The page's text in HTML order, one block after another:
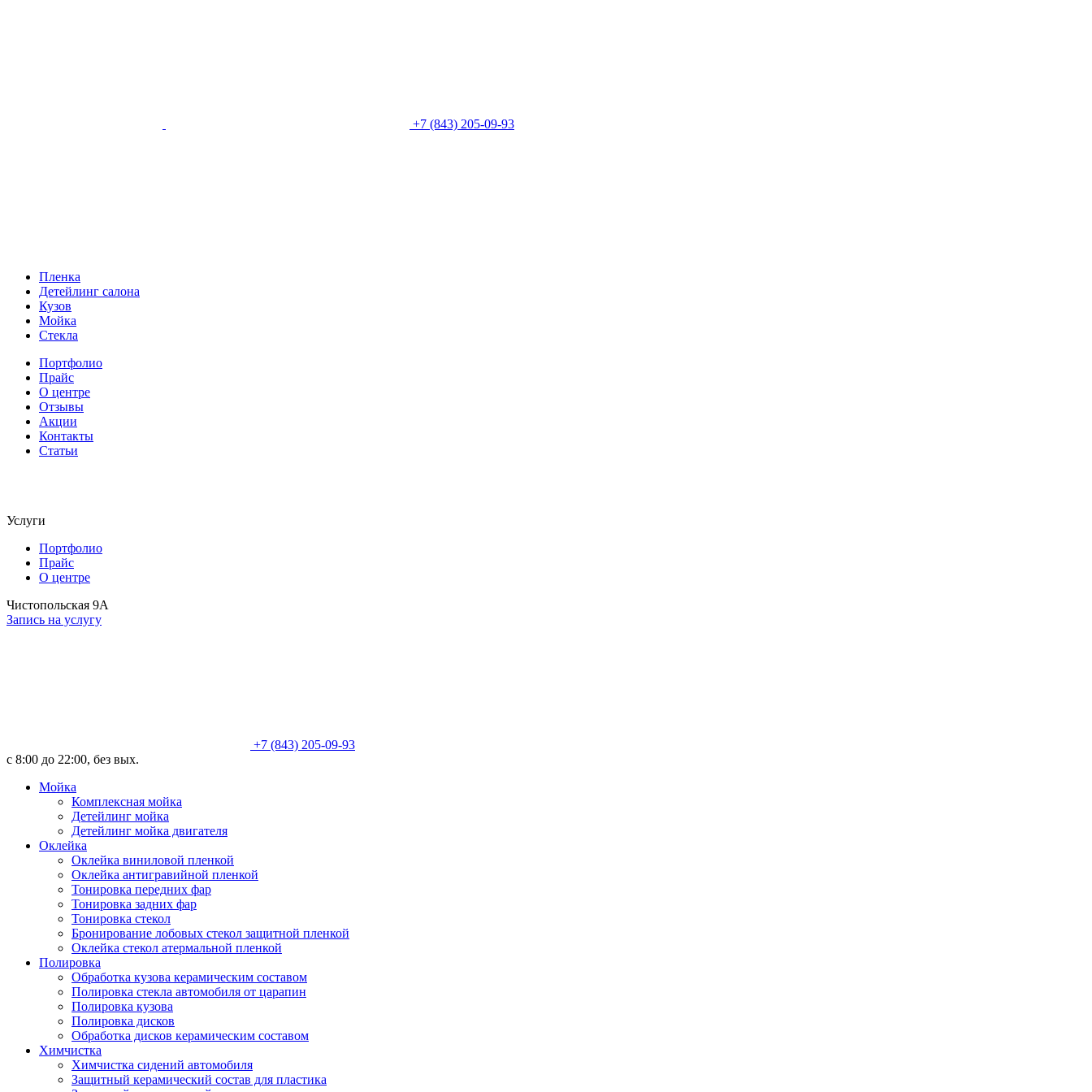
+7 (843) 205-09-93
Пленка
Детейлинг салона
Кузов
Мойка
Стекла
Портфолио
Прайс
О центре
Отзывы
Акции
Контакты
Статьи
Услуги
Портфолио
Прайс
О центре
Чистопольская 9А
Запись на услугу
+7 (843) 205-09-93
с 8:00 до 22:00, без вых.
Мойка
Комплексная мойка
Детейлинг мойка
Детейлинг мойка двигателя
Оклейка
Оклейка виниловой пленкой
Оклейка антигравийной пленкой
Тонировка передних фар
Тонировка задних фар
Тонировка стекол
Бронирование лобовых стекол защитной пленкой
Оклейка стекол атермальной пленкой
Полировка
Обработка кузова керамическим составом
Полировка стекла автомобиля от царапин
Полировка кузова
Полировка дисков
Обработка дисков керамическим составом
Химчистка
Химчистка сидений автомобиля
Защитный керамический состав для пластика